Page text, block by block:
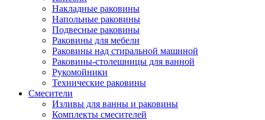
Накладные раковины
Напольные раковины
Подвесные раковины
Раковины для мебели
Раковины над стиральной машиной
Раковины-столешницы для ванной
Рукомойники
Технические раковины
Смесители
Изливы для ванны и раковины
Комплекты смесителей